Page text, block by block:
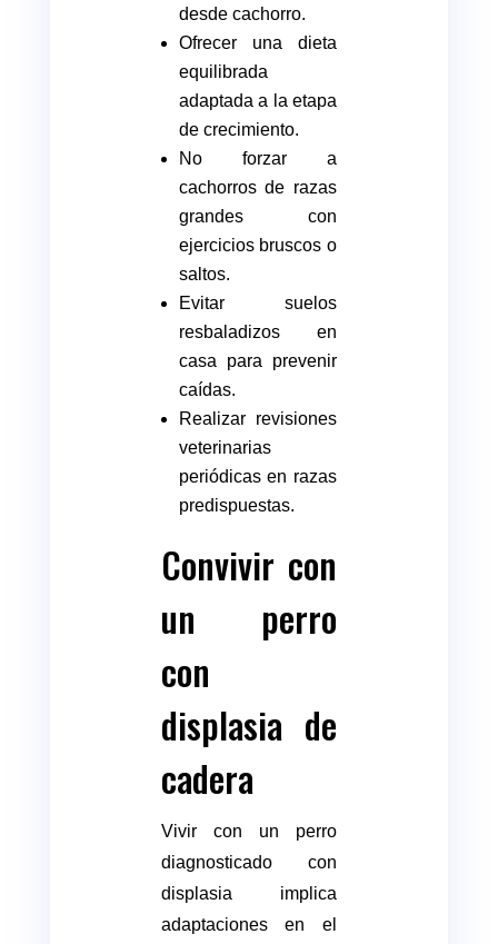
desde cachorro.
Ofrecer una dieta
equilibrada
adaptada a la etapa
de crecimiento.
No forzar a
cachorros de razas
grandes con
ejercicios bruscos o
saltos.
Evitar suelos
resbaladizos en
casa para prevenir
caídas.
Realizar revisiones
veterinarias
periódicas en razas
predispuestas.
Convivir con
un perro
con
displasia de
cadera
Vivir con un perro
diagnosticado con
displasia implica
adaptaciones en el